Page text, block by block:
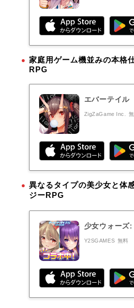
家庭用ゲーム機並みの本格
RPG
エバーテイル
ZigZaGame Inc.
異なるタイプの美少女と体
ジーRPG
少女ウォーズ
Y2SGAMES 無料